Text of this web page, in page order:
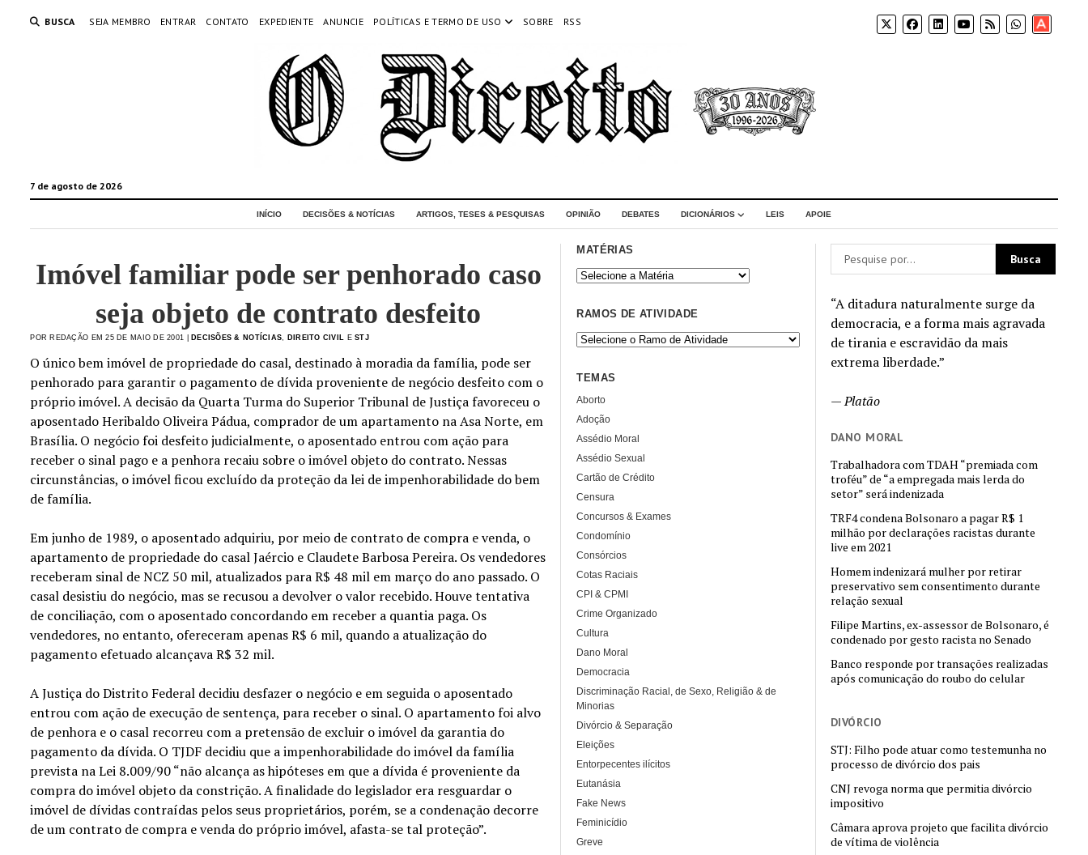
BUSCA SEJA MEMBRO ENTRAR CONTATO EXPEDIENTE ANUNCIE POLÍTICAS E TERMO DE USO SOBRE RSS
Apoia-
se
7 de agosto de 2026
INÍCIO DECISÕES & NOTÍCIAS ARTIGOS, TESES & PESQUISAS OPINIÃO DEBATES DICIONÁRIOS LEIS APOIE
“A ditadura naturalmente surge da
democracia, e a forma mais agravada
de tirania e escravidão da mais
extrema liberdade.”
—Platão
DANO MORAL
Trabalhadora com TDAH “premiada com
troféu” de “a empregada mais lerda do
setor” será indenizada
TRF4 condena Bolsonaro a pagar R$ 1
milhão por declarações racistas durante
live em 2021
Homem indenizará mulher por retirar
preservativo sem consentimento durante
relação sexual
Filipe Martins, ex-assessor de Bolsonaro, é
condenado por gesto racista no Senado
Banco responde por transações realizadas
após comunicação do roubo do celular
DIVÓRCIO
STJ: Filho pode atuar como testemunha no
processo de divórcio dos pais
CNJ revoga norma que permitia divórcio
impositivo
Câmara aprova projeto que facilita divórcio
de vítima de violência
Imóvel familiar pode ser penhorado caso
seja objeto de contrato desfeito
POR REDAÇÃO EM 25 DE MAIO DE 2001 | DECISÕES & NOTÍCIAS DIREITO CIVIL ESTJ
O único bem imóvel de propriedade do casal, destinado à moradia da família, pode ser
penhorado para garantir o pagamento de dívida proveniente de negócio desfeito com o
próprio imóvel. A decisão da Quarta Turma do Superior Tribunal de Justiça favoreceu o
aposentado Heribaldo Oliveira Pádua, comprador de um apartamento na Asa Norte, em
Brasília. O negócio foi desfeito judicialmente, o aposentado entrou com ação para
receber o sinal pago e a penhora recaiu sobre o imóvel objeto do contrato. Nessas
circunstâncias, o imóvel ficou excluído da proteção da lei de impenhorabilidade do bem
de família.
Em junho de 1989, o aposentado adquiriu, por meio de contrato de compra e venda, o
apartamento de propriedade do casal Jaércio e Claudete Barbosa Pereira. Os vendedores
receberam sinal de NCZ 50 mil, atualizados para R$ 48 mil em março do ano passado. O
casal desistiu do negócio, mas se recusou a devolver o valor recebido. Houve tentativa
de conciliação, com o aposentado concordando em receber a quantia paga. Os
vendedores, no entanto, ofereceram apenas R$ 6 mil, quando a atualização do
pagamento efetuado alcançava R$ 32 mil.
A Justiça do Distrito Federal decidiu desfazer o negócio e em seguida o aposentado
entrou com ação de execução de sentença, para receber o sinal. O apartamento foi alvo
de penhora e o casal recorreu com a pretensão de excluir o imóvel da garantia do
pagamento da dívida. O TJDF decidiu que a impenhorabilidade do imóvel da família
prevista na Lei 8.009/90 “não alcança as hipóteses em que a dívida é proveniente da
compra do imóvel objeto da constrição. A finalidade do legislador era resguardar o
imóvel de dívidas contraídas pelos seus proprietários, porém, se a condenação decorre
de um contrato de compra e venda do próprio imóvel, afasta-se tal proteção”.
MATÉRIAS
RAMOS DE ATIVIDADE
TEMAS
Aborto
Adoção
Assédio Moral
Assédio Sexual
Cartão de Crédito
Censura
Concursos & Exames
Condomínio
Consórcios
Cotas Raciais
CPI & CPMI
Crime Organizado
Cultura
Dano Moral
Democracia
Discriminação Racial, de Sexo, Religião & de
Minorias
Divórcio & Separação
Eleições
Entorpecentes ilícitos
Eutanásia
Fake News
Feminicídio
Greve